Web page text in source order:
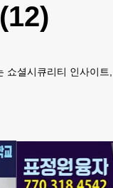
셜시큐리티 인사이